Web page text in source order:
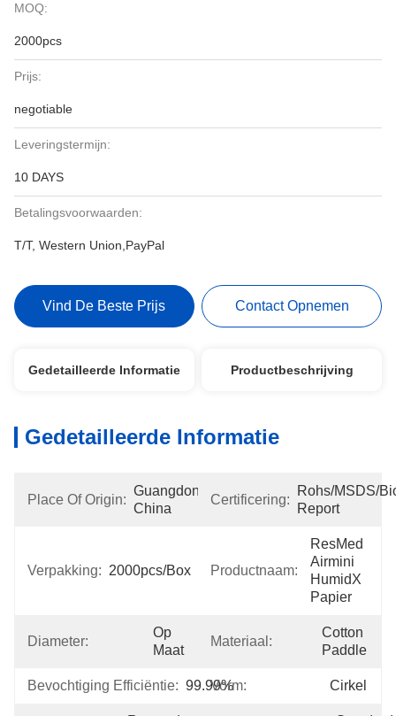
MOQ:
2000pcs
Prijs:
negotiable
Leveringstermijn:
10 DAYS
Betalingsvoorwaarden:
T/T, Western Union,PayPal
Vind De Beste Prijs Contact Opnemen
Gedetailleerde Informatie Productbeschrijving
Gedetailleerde Informatie
Place Of Origin:
Guangdong,
China
Certificering:
Rohs/MSDS/
Report
Verpakking: 2000pcs/box Productnaam:
ResMed
Airmini
HumidX
Papier
Diameter:
Op
Maat
Materiaal:
Cotton
Paddle
Bevochtiging Efficiëntie: 99.99%
Vorm: Cirkel